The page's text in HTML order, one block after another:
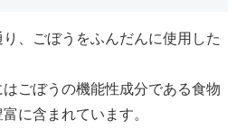
、ごぼうをふんだんに使用した
ごぼうの機能性成分である食物
に含まれています。